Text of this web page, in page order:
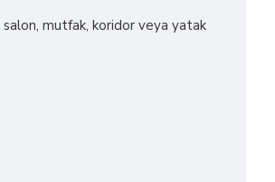
salon, mutfak, koridor veya yatak